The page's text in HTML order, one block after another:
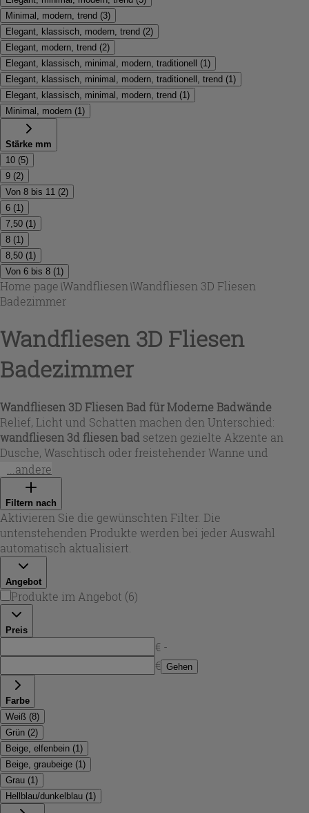
Minimal, modern, trend (3)
Elegant, klassisch, modern, trend (2)
Elegant, modern, trend (2)
Elegant, klassisch, minimal, modern, traditionell
(1)
Elegant, klassisch, minimal, modern, traditionell, trend (1)
Elegant, klassisch, minimal, modern, trend (1)
Minimal, modern (1)
Stärke mm
10 (5)
9 (2)
Von 8 bis 11 (2)
6 (1)
7,50 (1)
8 (1)
8,50 (1)
Von 6 bis 8 (1)
Home page\Wandfliesen \Wandfliesen 3D Fliesen
Badezimmer
Wandfliesen 3D Fliesen
Badezimmer
Wandfliesen 3D Fliesen Bad für Moderne Badwände
Relief, Licht und Schatten machen den Unterschied:
wandfliesen 3d fliesen bad setzen gezielte Akzente an
Dusche, Waschtisch oder freistehender Wanne und
verleihen dem Raum spürbare Tiefe. In dieser Auswahl für
Wandfliesen 3d fliesen badezimmer
mit Wellen, Rillen, Diamant- oder feinem Kratzeffekt – von
seidig-matt bis glänzend. Besonders in Weißtönen
entstehen klare, ruhige Badbilder; Struktur sorgt dabei für
Dynamik, ohne den Raum zu überladen. Bei Iperceramica
ist der Fokus auf wandtauglichen Formaten und
Charakter.
...andere
Filtern nach
Aktivieren Sie die gewünschten Filter. Die
untenstehenden Produkte werden bei jeder Auswahl
automatisch aktualisiert.
Angebot
Produkte im Angebot (6)
Preis
€ -
€ Gehen
Farbe
Weiß (8)
Grün (2)
Beige, elfenbein (1 )
Beige, graubeige (1 )
Grau (1 )
Hellblau/dunkelblau (1 )